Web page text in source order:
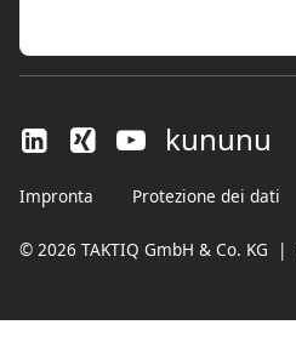
kununu
Impronta Protezione dei dati
© 2026 TAKTIQ GmbH & Co. KG |